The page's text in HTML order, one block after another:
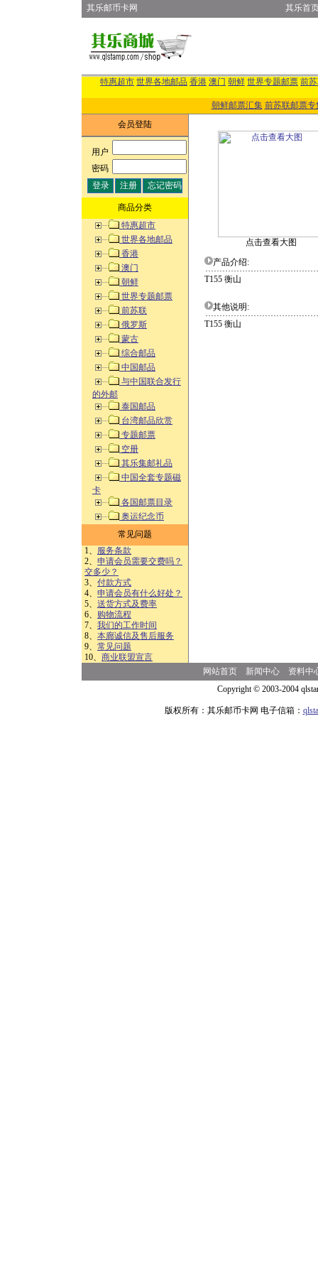
其乐邮币卡网 其乐首
特惠超市 世界各地邮品 香港 澳门 朝鲜 世界专题邮票 前
朝鲜邮票汇集 前苏联邮票专
会员登陆
用户:
密码:
商品分类
特惠超市
世界各地邮品
香港
澳门
朝鲜
世界专题邮票
前苏联
俄罗斯
蒙古
综合邮品
中国邮品
与中国联合发行
的外邮
泰国邮品
台湾邮品欣赏
专题邮票
空册
其乐集邮礼品
中国全套专题磁
卡
各国邮票目录
奥运纪念币
常见问题
1、 服务条款
2、 申请会员需要交费吗？
交多少？
3、 付款方式
4、 申请会员有什么好处？
5、 送货方式及费率
6、 购物流程
7、 我们的工作时间
8、 本廊诚信及售后服务
9、 常见问题
10、 商业联盟宣言
点击查看大图
产品介绍:
T155 衡山
其他说明:
T155 衡山
网站首页 新闻中心
资料中
Copyright © 2003-2004
版权所有：其乐邮币卡网 电子信箱：